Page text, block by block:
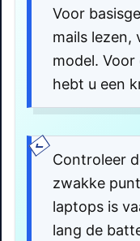
Voor
mails lezen,
model.
hebt u een
Controleer
zwakke
laptops is
lang de